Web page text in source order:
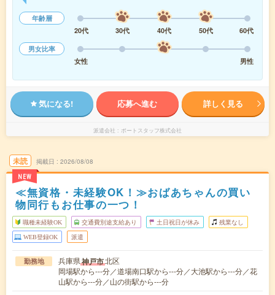
年齢層
20代
30代 40代 50代
60代
男女比率
女性
男性
気になる! 応募へ進む 詳しく見る
派遣会社 ポートスタッフ株式会社
未読
NEW
掲載日 2026/08/08
≪無資格・未経験OK！≫おばあちゃんの買い
物同行もお仕事の一つ！
職種未経験OK 交通費別途支給あり 土日祝日が休み 残業なし
WEB登録OK 派遣
勤務地 兵庫県神戸市北区
岡場駅から---分／道場南口駅から---分／大池駅から---分／花
山駅から---分／山の街駅から---分